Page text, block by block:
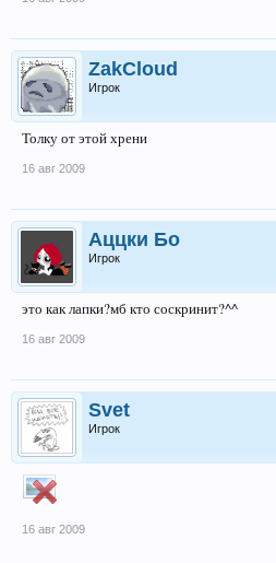
ZakCloud
Игрок
Толку от этой хрени
16 авг 2009
Аццки Бо
Игрок
это как лапки?мб кто соскринит?^^
16 авг 2009
Svet
Игрок
16 авг 2009